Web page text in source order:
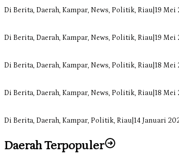
Di Berita, Daerah, Kampar, News, Politik, Riau 19 Mei
Di Berita, Daerah, Kampar, News, Politik, Riau 19 Mei
Di Berita, Daerah, Kampar, News, Politik, Riau 18 Mei
Di Berita, Daerah, Kampar, News, Politik, Riau 18 Mei
Di Berita, Daerah, Kampar, Politik, Riau 14 Januari
Daerah Terpopuler